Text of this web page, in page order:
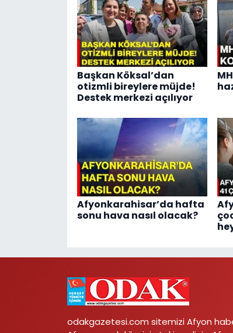
Başkan Köksal’dan
otizmli bireylere müjde!
Destek merkezi açılıyor
Afyonkarahisar’da hafta
sonu hava nasıl olacak?
odakgazetesi.com sitemizi Afyon